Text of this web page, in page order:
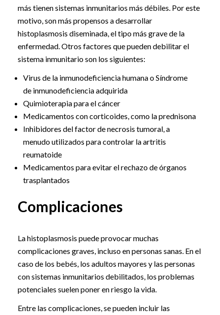
más tienen sistemas inmunitarios más débiles. Por este
motivo, son más propensos a desarrollar
histoplasmosis diseminada, el tipo más grave de la
enfermedad. Otros factores que pueden debilitar el
sistema inmunitario son los siguientes:
Virus de la inmunodeficiencia humana o Síndrome
de inmunodeficiencia adquirida
Quimioterapia para el cáncer
Medicamentos con corticoides, como la prednisona
Inhibidores del factor de necrosis tumoral, a
menudo utilizados para controlar la artritis
reumatoide
Medicamentos para evitar el rechazo de órganos
trasplantados
Complicaciones
La histoplasmosis puede provocar muchas
complicaciones graves, incluso en personas sanas. En el
caso de los bebés, los adultos mayores y las personas
con sistemas inmunitarios debilitados, los problemas
potenciales suelen poner en riesgo la vida.
Entre las complicaciones, se pueden incluir las